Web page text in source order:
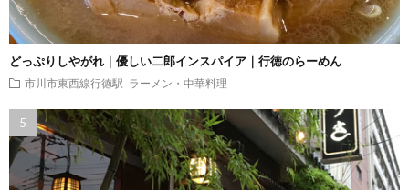
どっぷりしやがれ｜優しい二郎インスパイア｜行徳のらーめん
市川市東西線行徳駅 ラーメン・中華料理